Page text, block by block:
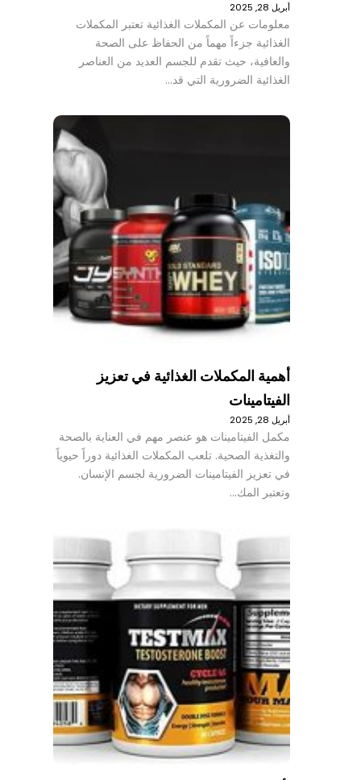
أبريل 28, 2025
معلومات عن المكملات الغذائية تعتبر المكملات
الغذائية جزءاً مهماً من الحفاظ على الصحة
والعافية، حيث تقدم للجسم العديد من العناصر
الغذائية الضرورية التي قد…
أهمية المكملات الغذائية في تعزيز
الفيتامينات
أبريل 28, 2025
مكمل الفيتامينات هو عنصر مهم في العناية بالصحة
والتغذية الصحية. تلعب المكملات الغذائية دوراً حيوياً
في تعزيز الفيتامينات الضرورية لجسم الإنسان.
وتعتبر المك…